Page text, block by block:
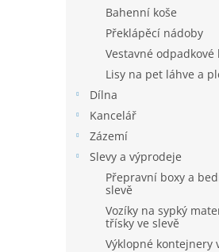
Bahenní koše
Překlápěcí nádoby
Vestavné odpadkové
Lisy na pet láhve a
Dílna
Kancelář
Zázemí
Slevy a výprodeje
Přepravní boxy a
slevě
Vozíky na sypký
třísky ve slevě
Výklopné kontejnery